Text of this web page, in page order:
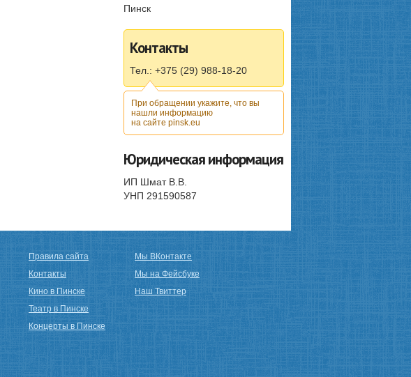
Пинск
Контакты
Тел.: +375 (29) 988-18-20
При обращении укажите, что вы
нашли информацию
на сайте pinsk.eu
Юридическая информация
ИП Шмат В.В.
УНП 291590587
Правила сайта
Контакты
Кино в Пинске
Театр в Пинске
Концерты в Пинске
Мы ВКонтакте
Мы на Фейсбуке
Наш Твиттер